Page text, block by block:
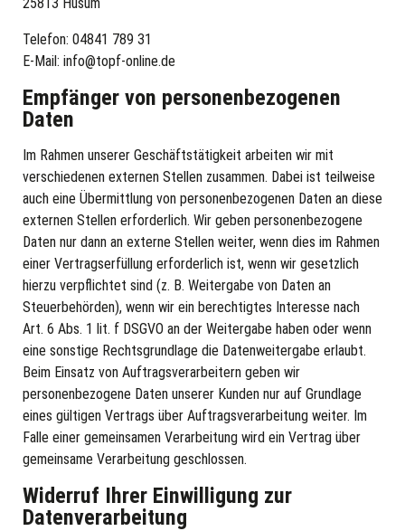
Telefon: 04841 789 31
E-Mail: info@topf-online.de
Empfänger von personenbezogenen
Daten
Im Rahmen unserer Geschäftstätigkeit arbeiten wir mit
verschiedenen externen Stellen zusammen. Dabei ist teilweise
auch eine Übermittlung von personenbezogenen Daten an diese
externen Stellen erforderlich. Wir geben personenbezogene
Daten nur dann an externe Stellen weiter, wenn dies im Rahmen
einer Vertragserfüllung erforderlich ist, wenn wir gesetzlich
hierzu verpflichtet sind (z. B. Weitergabe von Daten an
Steuerbehörden), wenn wir ein berechtigtes Interesse nach
Art. 6 Abs. 1 lit. f DSGVO an der Weitergabe haben oder wenn
eine sonstige Rechtsgrundlage die Datenweitergabe erlaubt.
Beim Einsatz von Auftragsverarbeitern geben wir
personenbezogene Daten unserer Kunden nur auf Grundlage
eines gültigen Vertrags über Auftragsverarbeitung weiter. Im
Falle einer gemeinsamen Verarbeitung wird ein Vertrag über
gemeinsame Verarbeitung geschlossen.
Widerruf Ihrer Einwilligung zur
Datenverarbeitung